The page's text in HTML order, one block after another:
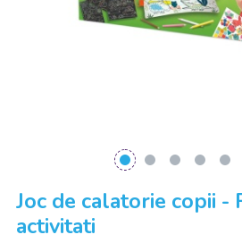
Joc de calatorie copii -
activitati